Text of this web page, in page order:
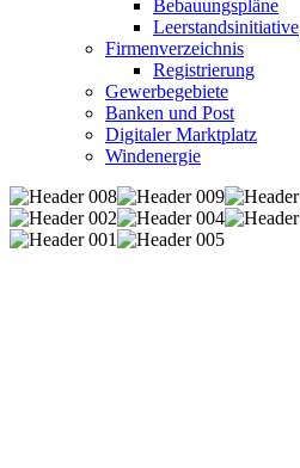
Bebauungspläne
Leerstandsinitiative
Firmenverzeichnis
Registrierung
Gewerbegebiete
Banken und Post
Digitaler Marktplatz
Windenergie